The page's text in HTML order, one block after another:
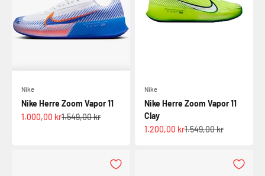
Nike
Nike Herre Zoom Vapor 11
Salgspris
1.000,00 krNormalpris
1.549,00 kr
Nike
Nike Herre Zoom Vapor 11
Clay
Salgspris
1.200,00 krNormalpris
1.549,00 kr